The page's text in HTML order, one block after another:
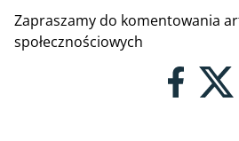
Zapraszamy do komentowania
społecznościowych